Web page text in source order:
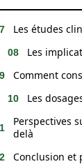
Les études
Les
Comment
Les
Perspectives
delà
Conclusion et